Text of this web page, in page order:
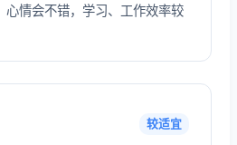
心情会不错，学习、工作效率较
较适宜